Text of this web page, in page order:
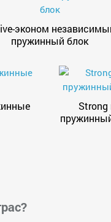
эконом
пружинный блок